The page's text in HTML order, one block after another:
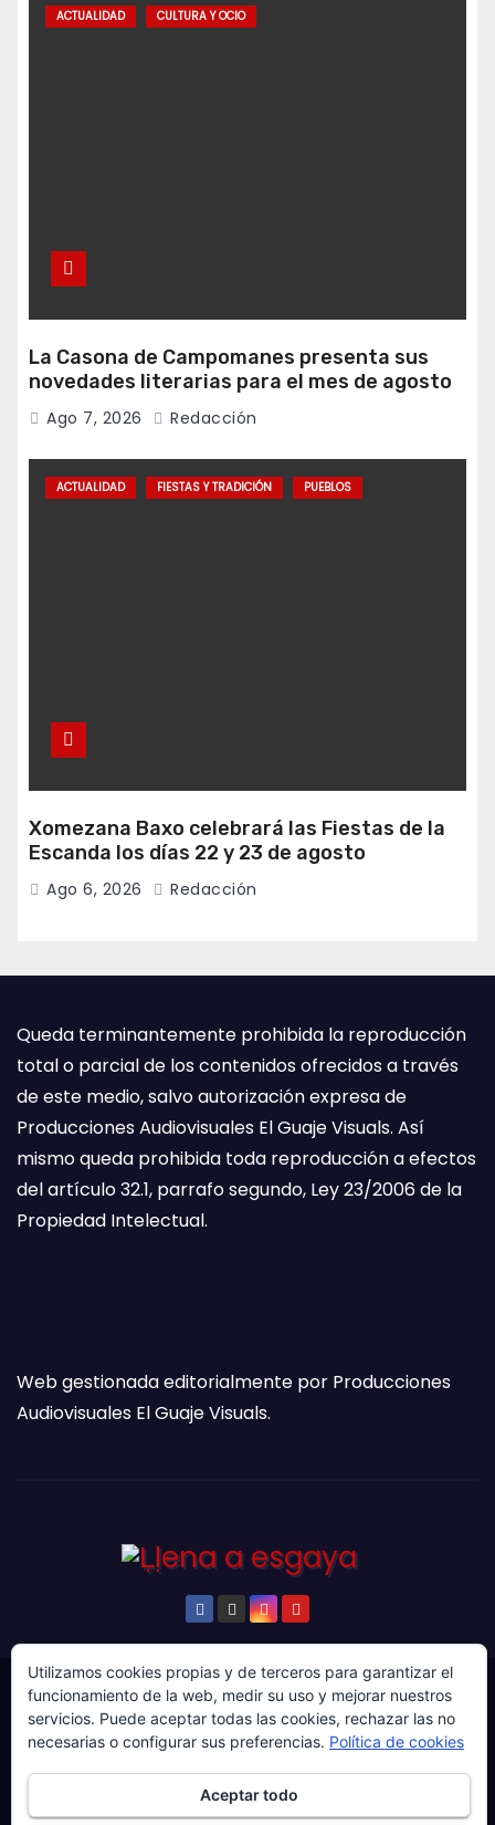
ACTUALIDAD CULTURA Y OCIO
La Casona de Campomanes presenta sus
novedades literarias para el mes de agosto
Ago 7, 2026 Redacción
ACTUALIDAD FIESTAS Y TRADICIÓN PUEBLOS
Xomezana Baxo celebrará las Fiestas de la
Escanda los días 22 y 23 de agosto
Ago 6, 2026 Redacción
Queda terminantemente prohibida la reproducción
total o parcial de los contenidos ofrecidos a través
de este medio, salvo autorización expresa de
Producciones Audiovisuales El Guaje Visuals. Así
mismo queda prohibida toda reproducción a efectos
del artículo 32.1, parrafo segundo, Ley 23/2006 de la
Propiedad Intelectual.
Web gestionada editorialmente por Producciones
Audiovisuales El Guaje Visuals.
© Copyright 2024. Todos los derechos reservados.
Web gestionada por Producciones Audiovisuales El
Sobre ‘Ḷḷena a esgaya’ Publicidad
Utilizamos cookies propias y de terceros para garantizar el
funcionamiento de la web, medir su uso y mejorar nuestros
servicios. Puede aceptar todas las cookies, rechazar las no
necesarias o configurar sus preferencias. Política de cookies
Aceptar todo